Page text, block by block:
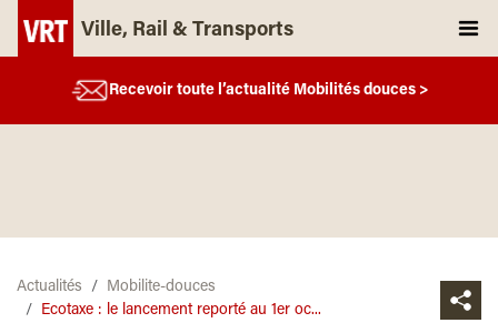
Ville, Rail & Transports
Recevoir toute l’actualité Mobilités douces >
Actualités
Mobilite-douces
Ecotaxe : le lancement reporté au 1er oc...